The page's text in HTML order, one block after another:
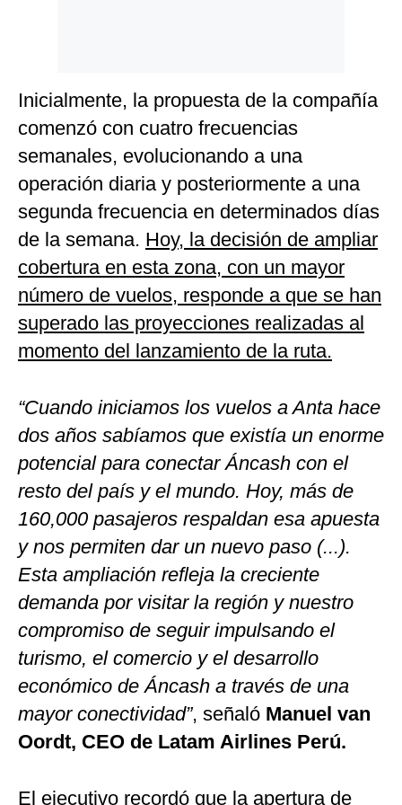
Inicialmente, la propuesta de la compañía
comenzó con cuatro frecuencias
semanales, evolucionando a una
operación diaria y posteriormente a una
segunda frecuencia en determinados días
de la semana. Hoy, la decisión de ampliar
cobertura en esta zona, con un mayor
número de vuelos, responde a que se han
superado las proyecciones realizadas al
momento del lanzamiento de la ruta.
“Cuando iniciamos los vuelos a Anta hace
dos años sabíamos que existía un enorme
potencial para conectar Áncash con el
resto del país y el mundo. Hoy, más de
160,000 pasajeros respaldan esa apuesta
y nos permiten dar un nuevo paso (...).
Esta ampliación refleja la creciente
demanda por visitar la región y nuestro
compromiso de seguir impulsando el
turismo, el comercio y el desarrollo
económico de Áncash a través de una
mayor conectividad”, señaló Manuel van
Oordt, CEO de Latam Airlines Perú.
El ejecutivo recordó que la apertura de